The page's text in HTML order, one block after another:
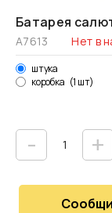
Батарея
А7613 Нет в
штука
коробка (1 шт)
- +